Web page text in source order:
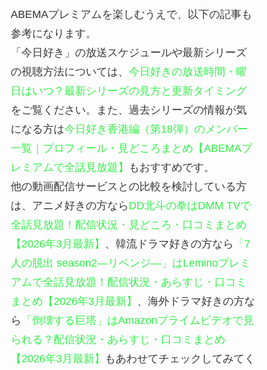
ABEMAプレミアムを楽しむうえで、以下の記事も
参考になります。
「今日好き」の放送スケジュールや最新シリーズ
の視聴方法については、 今日好きの放送時間・曜
日はいつ？最新シリーズの見方と更新タイミング
をご覧ください。また、過去シリーズの情報が気
になる方は今日好き香港編（第18弾）のメンバー
一覧｜プロフィール・見どころまとめ【ABEMAプ
レミアムで全話見放題】
もおすすめです。
他の動画配信サービスとの比較を検討している方
は、アニメ好きの方なら DD北斗の拳はDMM TVで
全話見放題！配信状況・見どころ・口コミまとめ
【2026年3月最新】
、韓流ドラマ好きの方なら
「7
人の脱出 season2―リベンジ―」はLeminoプレミ
アムで全話見放題！配信状況・あらすじ・口コミ
まとめ【2026年3月最新】
、海外ドラマ好きの方な
ら
「倒壊する巨塔」はAmazonプライムビデオで見
られる？配信状況・あらすじ・口コミまとめ
【2026年3月最新】
もあわせてチェックしてみてく